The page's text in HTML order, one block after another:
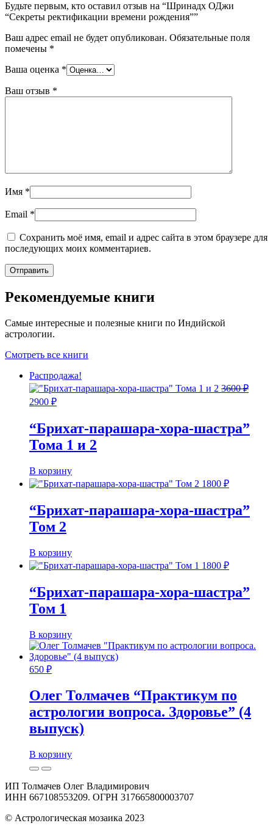
Будьте первым, кто оставил отзыв на “Шринадх ОДжи
“Секреты ректификации времени рождения””
Ваш адрес email не будет опубликован. Обязательные поля
помечены *
Ваша оценка *
Ваш отзыв *
Имя *
Email *
Сохранить моё имя, email и адрес сайта в этом браузере для
последующих моих комментариев.
Рекомендуемые книги
Самые интересные и полезные книги по Индийской
астрологии.
Смотреть все книги
Распродажа!
3600₽
Первоначальная
составляла
3600 ₽.
2900 ₽Текущая
“Брихат-парашара-хора-шастра”
Тома 1 и 2
В корзину
1800 ₽
“Брихат-парашара-хора-шастра”
Том 2
В корзину
1800 ₽
“Брихат-парашара-хора-шастра”
Том 1
В корзину
650 ₽
Олег Толмачев “Практикум по
астрологии вопроса. Здоровье” (4
выпуск)
В корзину
ИП Толмачев Олег Владимирович
ИНН 667108553209. ОГРН 317665800003707
© Астрологическая мозаика 2023